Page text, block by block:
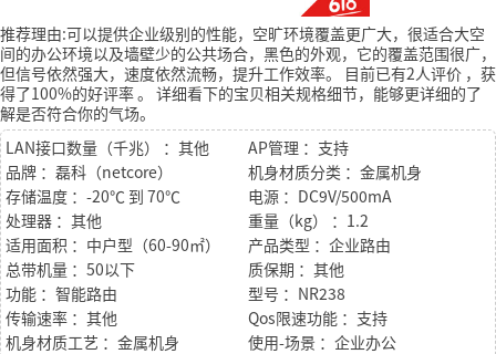
推荐理由:可以提供企业级别的性能，空旷环境覆盖更广大，很适合大空
间的办公环境以及墙壁少的公共场合，黑色的外观，它的覆盖范围很广，
但信号依然强大，速度依然流畅，提升工作效率。
目前已有2人评价 ，获
得了100%的好评率。 详细看下的宝贝相关规格细节，能够更详细的了
解是否符合你的气场。
LAN接口数量（千兆） ：其他
AP管理 ：支持
品牌 ：磊科（netcore）
机身材质分类 ：金属机身
存储温度 ：-20℃ 到 70℃
电源 ：DC9V/500mA
处理器 ：其他
重量（kg） ：1.2
适用面积 ：中户型（60-90㎡）
产品类型 ：企业路由
总带机量 ：50以下
质保期 ：其他
功能 ：智能路由
型号 ：NR238
传输速率 ：其他
Qos限速功能 ：支持
机身材质工艺 ：金属机身
使用-场景 ：企业办公